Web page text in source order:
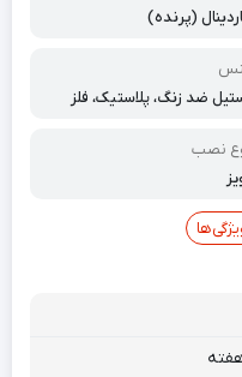
(پرنده)
ضد زنگ، پلاستیک، فلز
نصب